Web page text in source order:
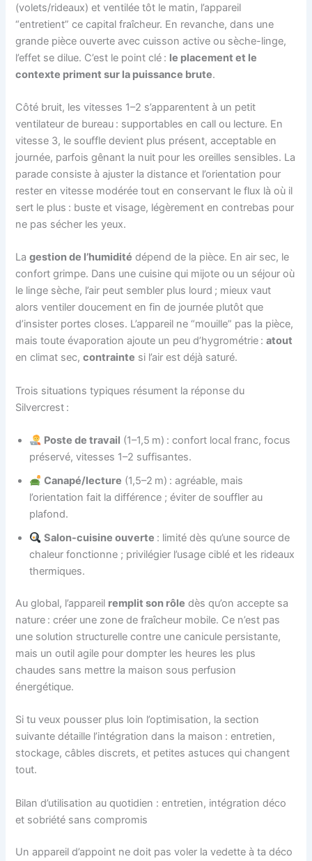
(volets/rideaux) et ventilée tôt le matin, l’appareil
“entretient” ce capital fraîcheur. En revanche, dans une
grande pièce ouverte avec cuisson active ou sèche-linge,
l’effet se dilue. C’est le point clé : le placement et le
contexte priment sur la puissance brute.
Côté bruit, les vitesses 1–2 s’apparentent à un petit
ventilateur de bureau : supportables en call ou lecture. En
vitesse 3, le souffle devient plus présent, acceptable en
journée, parfois gênant la nuit pour les oreilles sensibles. La
parade consiste à ajuster la distance et l’orientation pour
rester en vitesse modérée tout en conservant le flux là où il
sert le plus : buste et visage, légèrement en contrebas pour
ne pas sécher les yeux.
Lagestion de l’humidité dépend de la pièce. En air sec, le
confort grimpe. Dans une cuisine qui mijote ou un séjour où
le linge sèche, l’air peut sembler plus lourd ; mieux vaut
alors ventiler doucement en fin de journée plutôt que
d’insister portes closes. L’appareil ne “mouille” pas la pièce,
mais toute évaporation ajoute un peu d’hygrométrie :atout
en climat sec,contrainte si l’air est déjà saturé.
Trois situations typiques résument la réponse du
Silvercrest :
Poste de travail (1–1,5 m) : confort local franc, focus
préservé, vitesses 1–2 suffisantes.
Canapé/lecture (1,5–2 m) : agréable, mais
l’orientation fait la différence ; éviter de souffler au
plafond.
Salon-cuisine ouverte : limité dès qu’une source de
chaleur fonctionne ; privilégier l’usage ciblé et les rideaux
thermiques.
Au global, l’appareil remplit son rôle dès qu’on accepte sa
nature : créer une zone de fraîcheur mobile. Ce n’est pas
une solution structurelle contre une canicule persistante,
mais un outil agile pour dompter les heures les plus
chaudes sans mettre la maison sous perfusion
énergétique.
Si tu veux pousser plus loin l’optimisation, la section
suivante détaille l’intégration dans la maison : entretien,
stockage, câbles discrets, et petites astuces qui changent
tout.
Bilan d’utilisation au quotidien : entretien, intégration déco
et sobriété sans compromis
Un appareil d’appoint ne doit pas voler la vedette à ta déco